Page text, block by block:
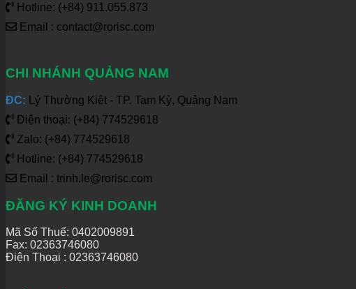
Hotline: (+84) 911.055.873
Email : contact@rorisc.com
CHI NHÁNH QUẢNG NAM
ĐC: Lý Thường Kiệt - TP. Tam Kỳ, Quảng Nam
Điện thoại: (+84) 774529618
Zalo: (+84) 774529618
Hotline: (+84) 774529618
Email : trinh.le@rorisc.com
ĐĂNG KÝ KINH DOANH
Mã Số Thuế: 0402009891
Fax: 02363746080
Điện Thoại : 02363746080